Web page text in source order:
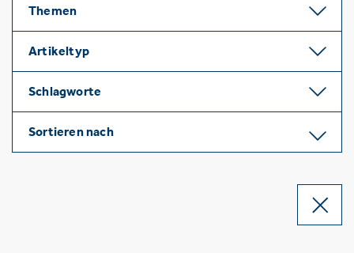
Themen
Artikeltyp
Schlagworte
Sortieren nach